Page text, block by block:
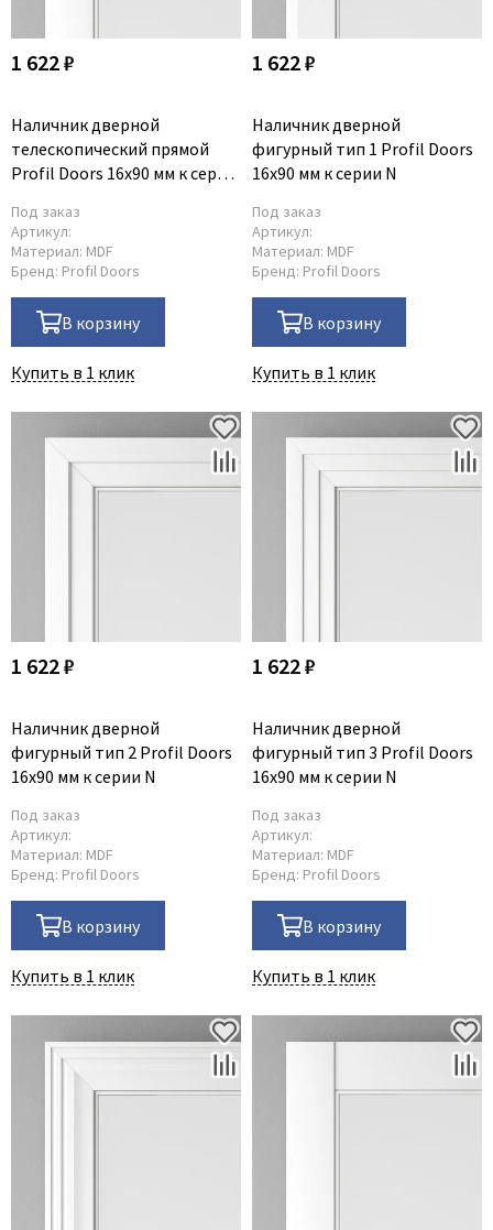
1 622 ₽
Наличник дверной
телескопический прямой
Profil Doors 16x90 мм к серии
Под заказ
Артикул:
Материал: MDF
Бренд: Profil Doors
В корзину
Купить в 1 клик
1 622 ₽
Наличник дверной
фигурный тип 1 Profil Doors
16x90 мм к серии N
Под заказ
Артикул:
Материал: MDF
Бренд: Profil Doors
В корзину
Купить в 1 клик
1 622 ₽
Наличник дверной
фигурный тип 2 Profil Doors
16x90 мм к серии N
Под заказ
Артикул:
Материал: MDF
Бренд: Profil Doors
В корзину
Купить в 1 клик
1 622 ₽
Наличник дверной
фигурный тип 3 Profil Doors
16x90 мм к серии N
Под заказ
Артикул:
Материал: MDF
Бренд: Profil Doors
В корзину
Купить в 1 клик